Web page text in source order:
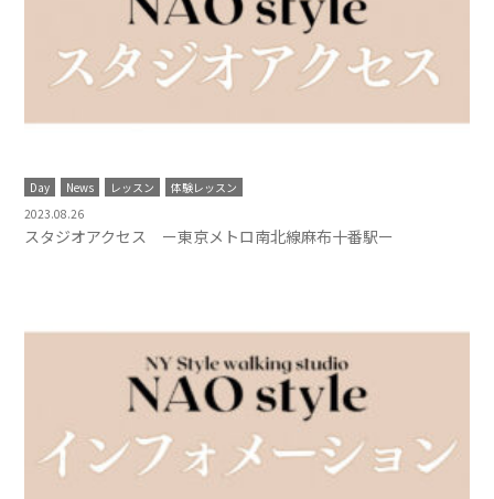
Day News レッスン
体験レッスン
2023.08.26
スタジオアクセス ー東京メトロ南北線麻布十番駅ー